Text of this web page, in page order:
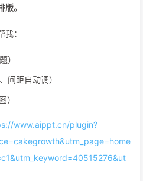
。
：
）
间距自动调）
）
www.aippt.cn/plugin?